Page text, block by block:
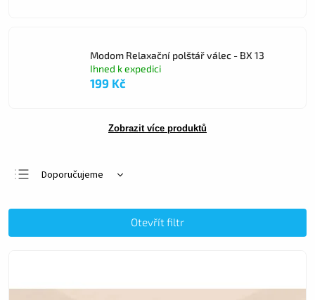
Modom Relaxační polštář válec - BX 13
Ihned k expedici
199 Kč
Zobrazit více produktů
Doporučujeme
Otevřít filtr